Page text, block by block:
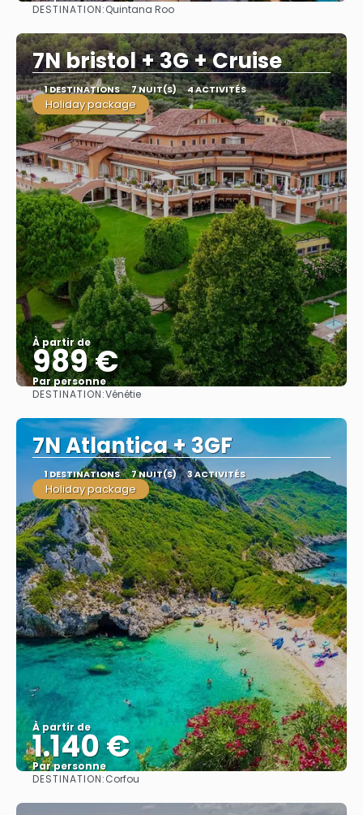
Afficher
DESTINATION:Quintana Roo
7N bristol + 3G + Cruise
1 DESTINATIONS 7 NUIT(S) 4 ACTIVITÉS
Holiday package
À partir de
989 €
Par personne
DESTINATION:Vénétie
7N Atlantica + 3GF
1 DESTINATIONS 7 NUIT(S) 3 ACTIVITÉS
Holiday package
À partir de
1.140 €
Par personne
DESTINATION:Corfou